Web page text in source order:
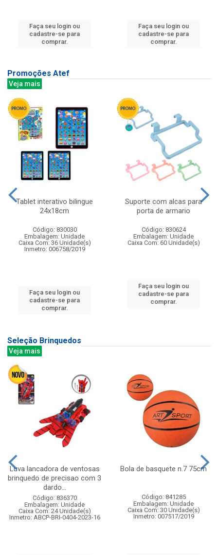
Faça seu login ou
cadastre-se para
comprar.
Faça seu login ou
cadastre-se para
comprar.
Promoções Atef
Veja mais
Tablet interativo bilingue
24x18cm
Código: 830030
Embalagem: Unidade
Caixa Com: 36 Unidade(s)
Inmetro: 006758/2019
Faça seu login ou
cadastre-se para
comprar.
Suporte com alcas para
porta de armario
Código: 830624
Embalagem: Unidade
Caixa Com: 60 Unidade(s)
Faça seu login ou
cadastre-se para
comprar.
Seleção Brinquedos
Veja mais
Luva lancadora de ventosas
brinquedo de precisao com 3
dardo...
Código: 836370
Embalagem: Unidade
Caixa Com: 24 Unidade(s)
Inmetro: ABCP-BRI-0404-2023-16
Bola de basquete n.7 75cm
Código: 841285
Embalagem: Unidade
Caixa Com: 30 Unidade(s)
Inmetro: 007517/2019